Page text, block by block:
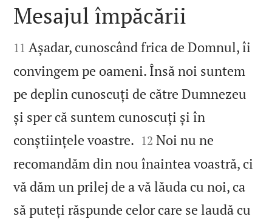

Mesajul împăcării

11 Așadar, cunoscând frica de Domnul, îi
convingem pe oameni. Însă noi suntem
pe deplin cunoscuți de către Dumnezeu
și sper că suntem cunoscuți și în
conștiințele voastre. 

12 Noi nu ne
recomandăm din nou înaintea voastră, ci
vă dăm un prilej de a vă lăuda cu noi, ca
să puteți răspunde celor care se laudă cu